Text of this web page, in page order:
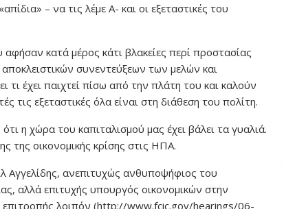
– να τις λέμε Α- και οι εξεταστικές του
κατά μέρος κάτι βλακείες περί προστασίας
συνεντεύξεων των μελών και
έχει παιχτεί πίσω από την πλάτη του και καλούν
τις εξεταστικές όλα είναι στη διάθεση του πολίτη.
η χώρα του καπιταλισμού μας έχει βάλει τα γυαλιά.
της οικονομικής κρίσης στις ΗΠΑ.
Αγγελίδης, ανεπιτυχώς ανθυποψήφιος του
αλλά επιτυχής υπουργός οικονομικών στην
επιτροπής λοιπόν (http://www.fcic.gov/hearings/06-